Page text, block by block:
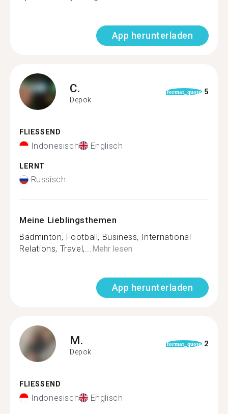
App herunterladen
C.
Depok
format_quote 5
FLIESSEND
Indonesisch Englisch
LERNT
Russisch
Meine Lieblingsthemen
Badminton, Football, Business, International
Relations, Travel,...Mehr lesen
App herunterladen
M.
Depok
format_quote 2
FLIESSEND
Indonesisch Englisch